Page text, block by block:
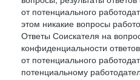
от потенциального
этом никакие вопросы
Ответы Соискателя на
конфиденциальности
от потенциального
потенциальному